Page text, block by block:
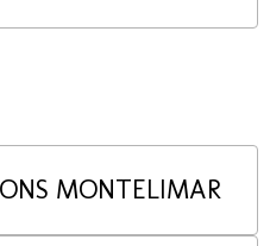
MONTELIMAR